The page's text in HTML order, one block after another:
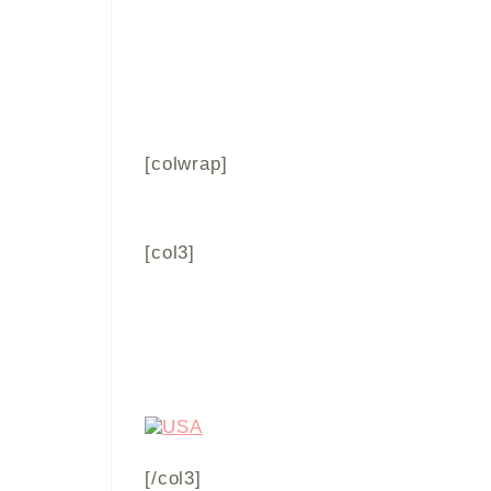
[colwrap]
[col3]
[/col3]